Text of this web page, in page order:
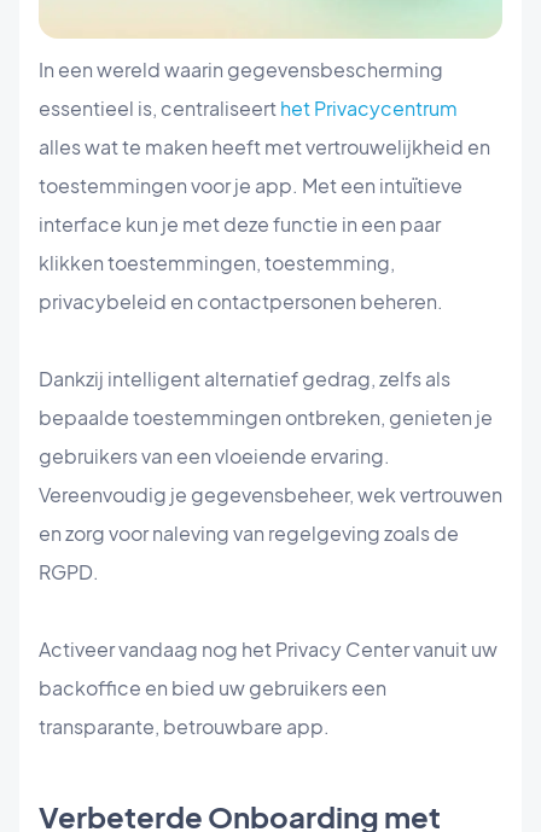
In een wereld waarin gegevensbescherming
essentieel is, centraliseerthet Privacycentrum
alles wat te maken heeft met vertrouwelijkheid en
toestemmingen voor je app. Met een intuïtieve
interface kun je met deze functie in een paar
klikken toestemmingen, toestemming,
privacybeleid en contactpersonen beheren.
Dankzij intelligent alternatief gedrag, zelfs als
bepaalde toestemmingen ontbreken, genieten je
gebruikers van een vloeiende ervaring.
Vereenvoudig je gegevensbeheer, wek vertrouwen
en zorg voor naleving van regelgeving zoals de
RGPD.
Activeer vandaag nog het Privacy Center vanuit uw
backoffice en bied uw gebruikers een
transparante, betrouwbare app.
Verbeterde Onboarding met